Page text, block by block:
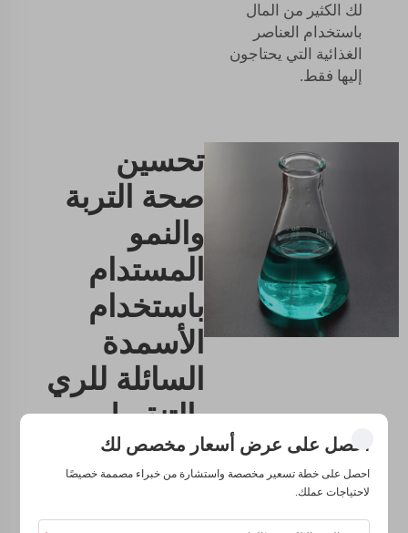
لك الكثير من المال
باستخدام العناصر
الغذائية التي يحتاجون
إليها فقط.
تحسين
صحة التربة
والنمو
المستدام
باستخدام
الأسمدة
السائلة للري
بالتنقيط.
فقط على نمو النباتات،
احصل على عرض أسعار مخصص لك
احصل على خطة تسعير مخصصة واستشارة من خبراء مصممة خصيصًا
لاحتياجات عملك.